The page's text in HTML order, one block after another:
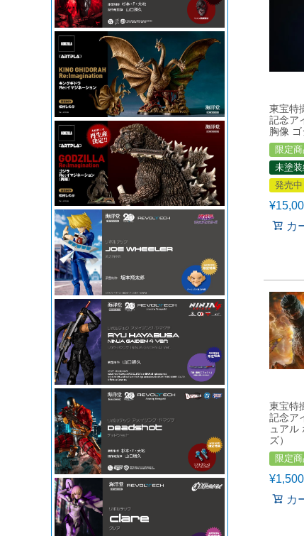
東宝特
記念ア
胸像 ゴ
限定商
未塗
発売中
¥
カ
東宝特
記念
ュアル
ズ）
限定商
¥1,500
カ